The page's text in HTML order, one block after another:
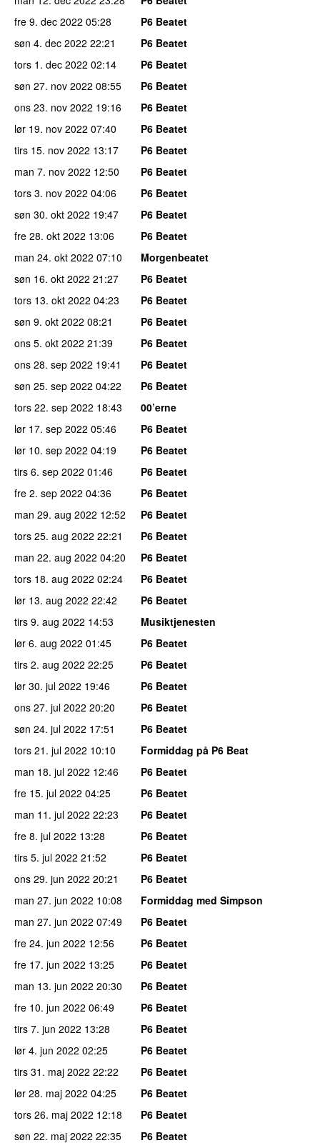
fre 9. dec 2022 05:28
P6 Beatet
søn 4. dec 2022 22:21
P6 Beatet
tors 1. dec 2022 02:14
P6 Beatet
søn 27. nov 2022 08:55
P6 Beatet
ons 23. nov 2022 19:16
P6 Beatet
lør 19. nov 2022 07:40
P6 Beatet
tirs 15. nov 2022 13:17
P6 Beatet
man 7. nov 2022 12:50
P6 Beatet
tors 3. nov 2022 04:06
P6 Beatet
søn 30. okt 2022 19:47
P6 Beatet
fre 28. okt 2022 13:06
P6 Beatet
man 24. okt 2022 07:10
Morgenbeatet
søn 16. okt 2022 21:27
P6 Beatet
tors 13. okt 2022 04:23
P6 Beatet
søn 9. okt 2022 08:21
P6 Beatet
ons 5. okt 2022 21:39
P6 Beatet
ons 28. sep 2022 19:41
P6 Beatet
søn 25. sep 2022 04:22
P6 Beatet
tors 22. sep 2022 18:43
00’erne
lør 17. sep 2022 05:46
P6 Beatet
lør 10. sep 2022 04:19
P6 Beatet
tirs 6. sep 2022 01:46
P6 Beatet
fre 2. sep 2022 04:36
P6 Beatet
man 29. aug 2022 12:52
P6 Beatet
tors 25. aug 2022 22:21
P6 Beatet
man 22. aug 2022 04:20
P6 Beatet
tors 18. aug 2022 02:24
P6 Beatet
lør 13. aug 2022 22:42
P6 Beatet
tirs 9. aug 2022 14:53
Musiktjenesten
lør 6. aug 2022 01:45
P6 Beatet
tirs 2. aug 2022 22:25
P6 Beatet
lør 30. jul 2022 19:46
P6 Beatet
ons 27. jul 2022 20:20
P6 Beatet
søn 24. jul 2022 17:51
P6 Beatet
tors 21. jul 2022 10:10
Formiddag på P6 Beat
man 18. jul 2022 12:46
P6 Beatet
fre 15. jul 2022 04:25
P6 Beatet
man 11. jul 2022 22:23
P6 Beatet
fre 8. jul 2022 13:28
P6 Beatet
tirs 5. jul 2022 21:52
P6 Beatet
ons 29. jun 2022 20:21
P6 Beatet
man 27. jun 2022 10:08
Formiddag med Simpson
man 27. jun 2022 07:49
P6 Beatet
fre 24. jun 2022 12:56
P6 Beatet
fre 17. jun 2022 13:25
P6 Beatet
man 13. jun 2022 20:30
P6 Beatet
fre 10. jun 2022 06:49
P6 Beatet
tirs 7. jun 2022 13:28
P6 Beatet
lør 4. jun 2022 02:25
P6 Beatet
tirs 31. maj 2022 22:22
P6 Beatet
lør 28. maj 2022 04:25
P6 Beatet
tors 26. maj 2022 12:18
P6 Beatet
søn 22. maj 2022 22:35
P6 Beatet